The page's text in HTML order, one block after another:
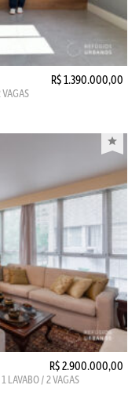
R$ 1.390.000,00
R$ 2.900.000,00
LAVABO / 2 VAGAS